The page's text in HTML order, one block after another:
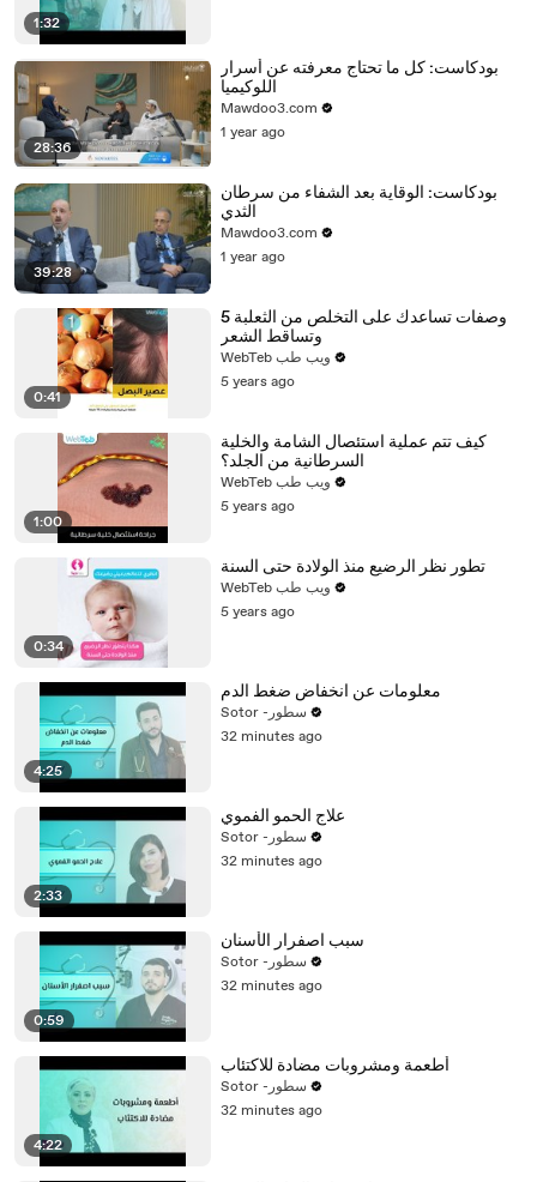
1:32
28:36
بودكاست: كل ما تحتاج معرفته عن أسرار
اللوكيميا
Mawdoo3.com
1 year ago
39:28
بودكاست: الوقاية بعد الشفاء من سرطان
الثدي
Mawdoo3.com
1 year ago
0:41
5 وصفات تساعدك على التخلص من الثعلبة
وتساقط الشعر
WebTeb ويب طب
5 years ago
1:00
كيف تتم عملية استئصال الشامة والخلية
السرطانية من الجلد؟
WebTeb ويب طب
5 years ago
0:34
تطور نظر الرضيع منذ الولادة حتى السنة
WebTeb ويب طب
5 years ago
4:25
معلومات عن انخفاض ضغط الدم
Sotor -سطور
32 minutes ago
2:33
علاج الحمو الفموي
Sotor -سطور
32 minutes ago
0:59
سبب اصفرار الأسنان
Sotor -سطور
32 minutes ago
4:22
أطعمة ومشروبات مضادة للاكتئاب
Sotor -سطور
32 minutes ago